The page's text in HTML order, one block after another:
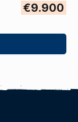
€9.900